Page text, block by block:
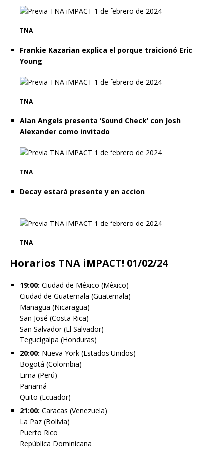
TNA
Frankie Kazarian explica el porque traicionó Eric
Young
TNA
Alan Angels presenta ‘Sound Check’ con Josh
Alexander como invitado
TNA
Decay estará presente y en accion
TNA
Horarios TNA iMPACT! 01/02/24
19:00: Ciudad de México (México)
Ciudad de Guatemala (Guatemala)
Managua (Nicaragua)
San José (Costa Rica)
San Salvador (El Salvador)
Tegucigalpa (Honduras)
20:00: Nueva York (Estados Unidos)
Bogotá (Colombia)
Lima (Perú)
Panamá
Quito (Ecuador)
21:00: Caracas (Venezuela)
La Paz (Bolivia)
Puerto Rico
República Dominicana